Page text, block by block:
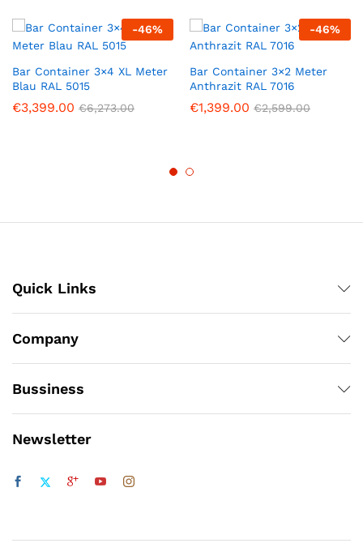
-46%
Bar Container 3×4 XL Meter
Blau RAL 5015
€3,399.00 €6,273.00
-46%
Bar Container 3×2 Meter
Anthrazit RAL 7016
€1,399.00 €2,599.00
Quick Links
Company
Bussiness
Newsletter